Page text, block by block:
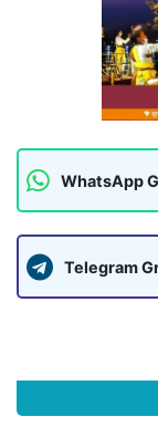
WhatsApp
Telegram